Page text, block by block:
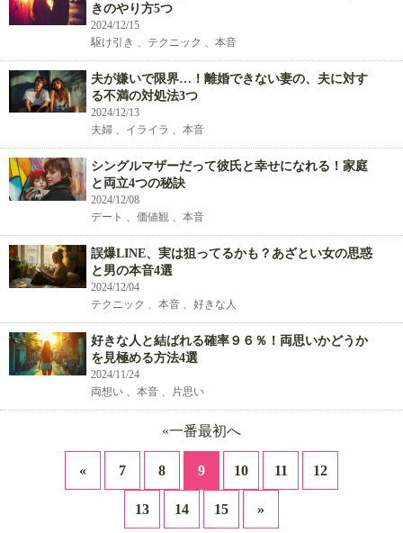
きのやり方5つ
2024/12/15
駆け引き 、テクニック 、本音
夫が嫌いで限界…！離婚できない妻の、夫に対す
る不満の対処法3つ
2024/12/13
夫婦 、イライラ 、本音
シングルマザーだって彼氏と幸せになれる！家庭
と両立4つの秘訣
2024/12/08
デート 、価値観 、本音
誤爆LINE、実は狙ってるかも？あざとい女の思惑
と男の本音4選
2024/12/04
テクニック 、本音 、好きな人
好きな人と結ばれる確率９６％！両思いかどうか
を見極める方法4選
2024/11/24
両想い 、本音 、片思い
«一番最初へ
« 7 8 9 10 11 12
13 14 15 »